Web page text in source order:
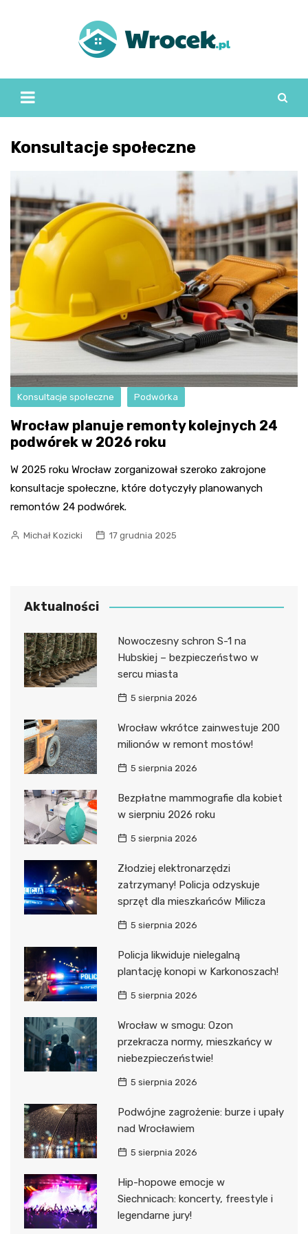
Konsultacje społeczne
Konsultacje społeczne Podwórka
Wrocław planuje remonty kolejnych 24
podwórek w 2026 roku
W 2025 roku Wrocław zorganizował szeroko zakrojone
konsultacje społeczne, które dotyczyły planowanych
remontów 24 podwórek.
Michał Kozicki 17 grudnia 2025
Aktualności
Nowoczesny schron S-1 na
Hubskiej – bezpieczeństwo w
sercu miasta
5 sierpnia 2026
Wrocław wkrótce zainwestuje 200
milionów w remont mostów!
5 sierpnia 2026
Bezpłatne mammografie dla kobiet
w sierpniu 2026 roku
5 sierpnia 2026
Złodziej elektronarzędzi
zatrzymany! Policja odzyskuje
sprzęt dla mieszkańców Milicza
5 sierpnia 2026
Policja likwiduje nielegalną
plantację konopi w Karkonoszach!
5 sierpnia 2026
Wrocław w smogu: Ozon
przekracza normy, mieszkańcy w
niebezpieczeństwie!
5 sierpnia 2026
Podwójne zagrożenie: burze i upały
nad Wrocławiem
5 sierpnia 2026
Hip-hopowe emocje w
Siechnicach: koncerty, freestyle i
legendarne jury!